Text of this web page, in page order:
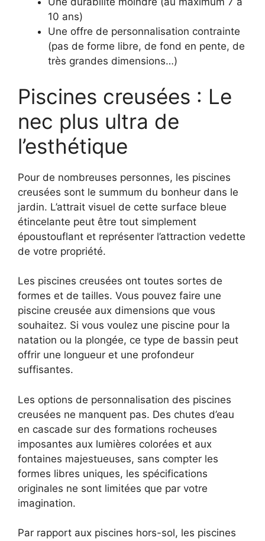
10 ans)
Une offre de personnalisation contrainte
(pas de forme libre, de fond en pente, de
très grandes dimensions…)
Piscines creusées : Le
nec plus ultra de
l’esthétique
Pour de nombreuses personnes, les piscines
creusées sont le summum du bonheur dans le
jardin. L’attrait visuel de cette surface bleue
étincelante peut être tout simplement
époustouflant et représenter l’attraction vedette
de votre propriété.
Les piscines creusées ont toutes sortes de
formes et de tailles. Vous pouvez faire une
piscine creusée aux dimensions que vous
souhaitez. Si vous voulez une piscine pour la
natation ou la plongée, ce type de bassin peut
offrir une longueur et une profondeur
suffisantes.
Les options de personnalisation des piscines
creusées ne manquent pas. Des chutes d’eau
en cascade sur des formations rocheuses
imposantes aux lumières colorées et aux
fontaines majestueuses, sans compter les
formes libres uniques, les spécifications
originales ne sont limitées que par votre
imagination.
Par rapport aux piscines hors-sol, les piscines